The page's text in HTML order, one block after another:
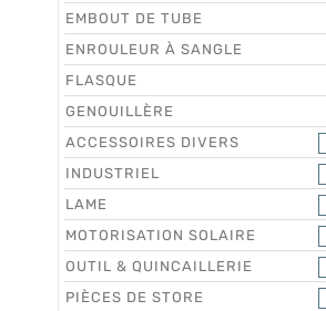
EMBOUT DE TUBE
ENROULEUR À SANGLE
FLASQUE
GENOUILLÈRE
ACCESSOIRES DIVERS
INDUSTRIEL
LAME
MOTORISATION SOLAIRE
OUTIL & QUINCAILLERIE
PIÈCES DE STORE